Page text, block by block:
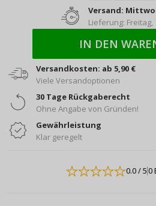
Versand:
Lieferung: Freitag,
IN DEN
Versandkosten: ab 5,90 €
Viele Versandoptionen
30 Tage Rückgaberecht
Ohne Angabe von Gründen!
Gewährleistung
Klar geregelt
0.0/ 50